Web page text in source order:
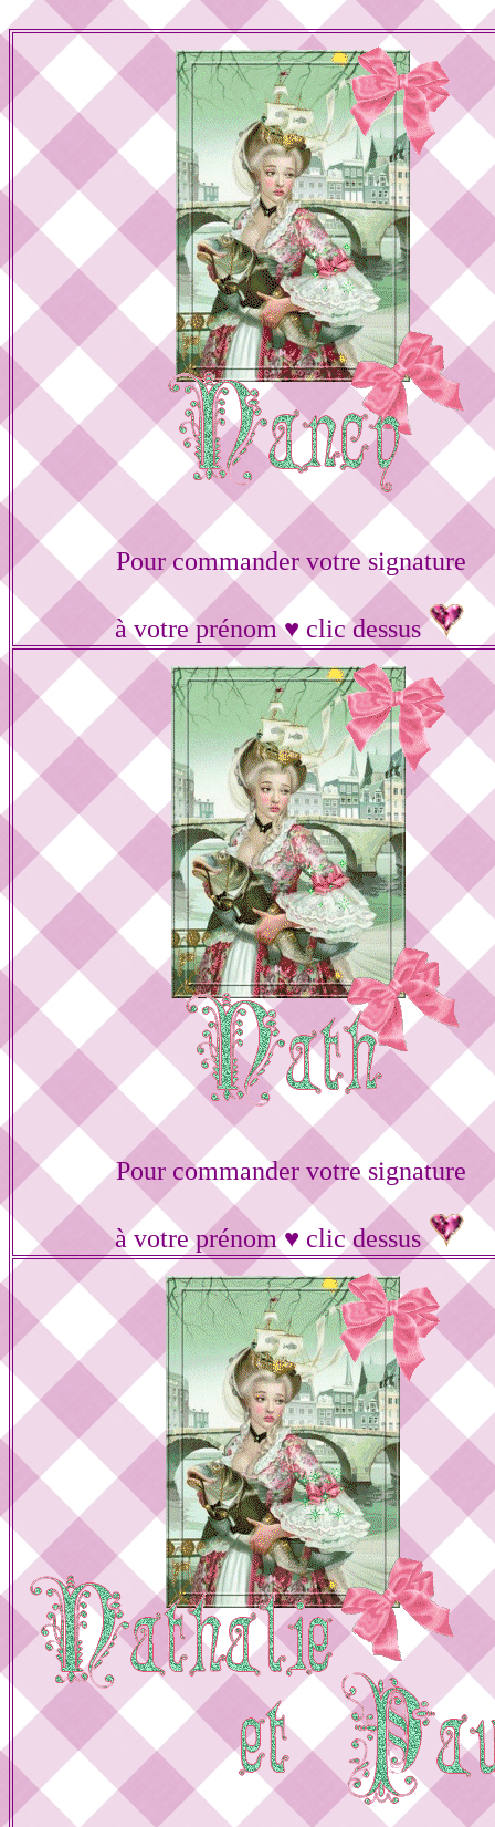
Pour commander votre signature
à votre prénom ♥ clic dessus
Pour commander votre signature
à votre prénom ♥ clic dessus